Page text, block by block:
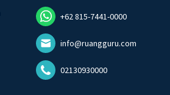
+62 815-7441-0000
info@ruangguru.com
02130930000